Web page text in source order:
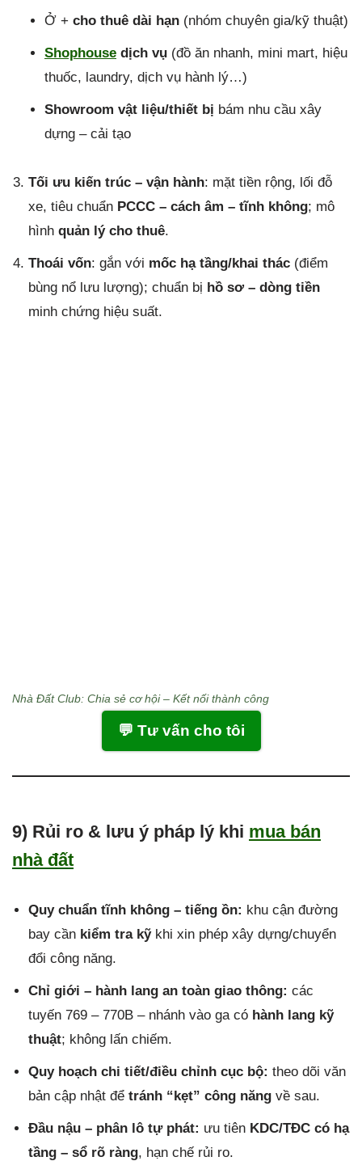
Ở + cho thuê dài hạn (nhóm chuyên gia/kỹ thuật)
Shophouse dịch vụ (đồ ăn nhanh, mini mart, hiệu
thuốc, laundry, dịch vụ hành lý…)
Showroom vật liệu/thiết bị bám nhu cầu xây
dựng – cải tạo
Tối ưu kiến trúc – vận hành: mặt tiền rộng, lối đỗ
xe, tiêu chuẩn PCCC – cách âm – tĩnh không; mô
hình quản lý cho thuê.
Thoái vốn: gắn với mốc hạ tầng/khai thác (điểm
bùng nổ lưu lượng); chuẩn bị hồ sơ – dòng tiền
minh chứng hiệu suất.
Nhà Đất Club: Chia sẻ cơ hội – Kết nối thành công
💬 Tư vấn cho tôi
9) Rủi ro & lưu ý pháp lý khi mua bán
nhà đất
Quy chuẩn tĩnh không – tiếng ồn: khu cận đường
bay cần kiểm tra kỹkhi xin phép xây dựng/chuyển
đổi công năng.
Chỉ giới – hành lang an toàn giao thông: các
tuyến 769 – 770B – nhánh vào ga có hành lang kỹ
thuật; không lấn chiếm.
Quy hoạch chi tiết/điều chỉnh cục bộ: theo dõi văn
bản cập nhật để tránh “kẹt” công năng về sau.
Đầu nậu – phân lô tự phát: ưu tiên KDC/TĐC có hạ
tầng – sổ rõ ràng, hạn chế rủi ro.